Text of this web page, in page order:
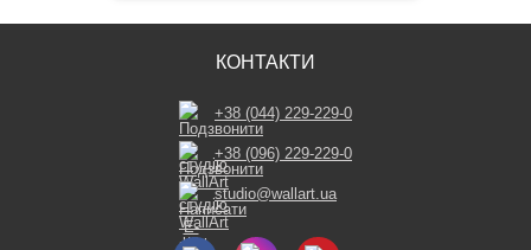
КОНТАКТИ
+38 (044) 229-229-0
+38 (096) 229-229-0
studio@wallart.ua